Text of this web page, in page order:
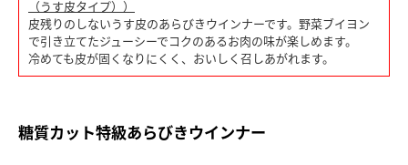
（うす皮タイプ））
皮残りのしないうす皮のあらびきウインナーです。野菜ブイヨン
で引き立てたジューシーでコクのあるお肉の味が楽しめます。
冷めても皮が固くなりにくく、おいしく召しあがれます。
糖質カット特級あらびきウインナー